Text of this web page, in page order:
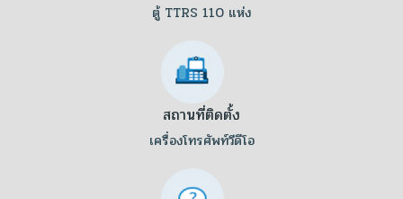
ตู้ TTRS 110 แห่ง
สถานที่ติดตั้ง
เครื่องโทรศัพท์วีดีโอ